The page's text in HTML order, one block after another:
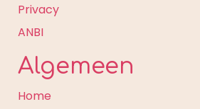
Privacy
ANBI
Algemeen
Home